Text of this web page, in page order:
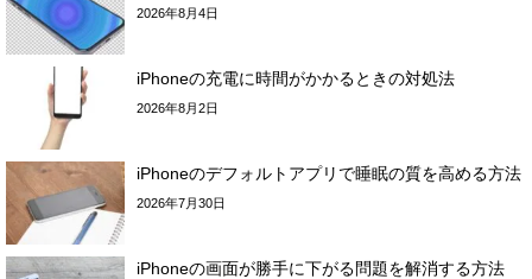
2026年8月4日
iPhoneの充電に時間がかかるときの対処法
2026年8月2日
iPhoneのデフォルトアプリで睡眠の質を高める方法
2026年7月30日
iPhoneの画面が勝手に下がる問題を解消する方法